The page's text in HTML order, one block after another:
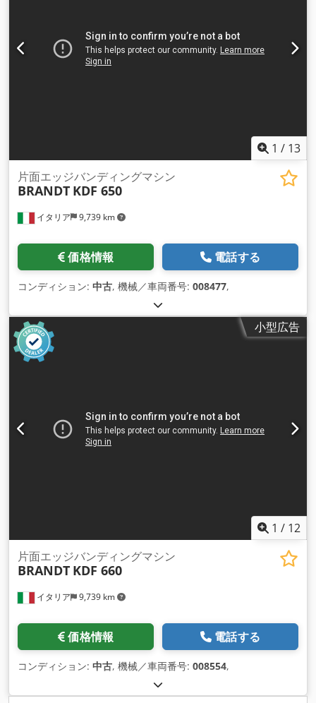
1 / 13
イタリア 9,739 km
片面エッジバンディングマシン
BRANDT KDF 650
価格情報 電話する
コンディション: 中古, 機械／車両番号: 008477,
小型広告
1 / 12
イタリア 9,739 km
片面エッジバンディングマシン
BRANDT KDF 660
価格情報 電話する
コンディション: 中古, 機械／車両番号: 008554,